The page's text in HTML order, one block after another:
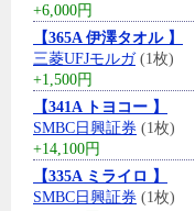
+6,000円
【365A 伊澤タオル 】
三菱UFJモルガ(1枚)
+1,500円
【341A トヨコー 】
SMBC日興証券 (1枚)
+14,100円
【335A ミライロ 】
SMBC日興証券 (1枚)